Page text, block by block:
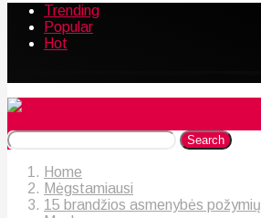
Trending
Popular
Hot
Search
Home
Mėgstamiausi
15 brandžios asmenybės